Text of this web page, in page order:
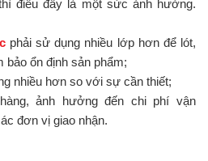
điều đấy là một sức ảnh hưởng.
phải sử dụng nhiều lớp hơn để lót,
bảo ổn định sản phẩm;
nhiều hơn so với sự cần thiết;
ảnh hưởng đến chi phí vận
đơn vị giao nhận.